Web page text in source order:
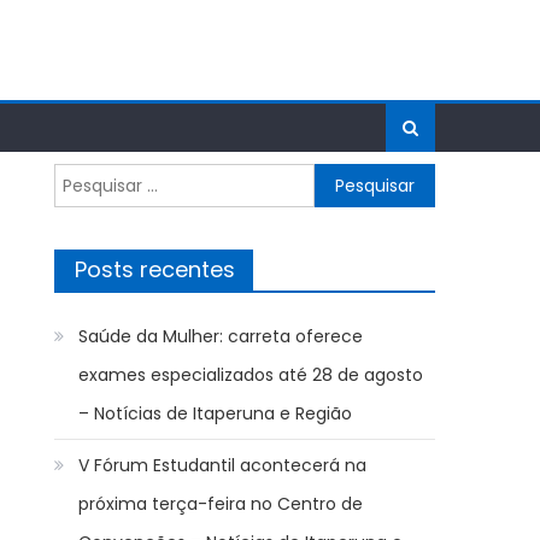
Pesquisar
por:
Posts recentes
Saúde da Mulher: carreta oferece
exames especializados até 28 de agosto
– Notícias de Itaperuna e Região
V Fórum Estudantil acontecerá na
próxima terça-feira no Centro de